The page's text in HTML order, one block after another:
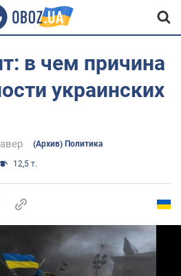
в чем причина
украинских
(Архив) Политика
12,5 т.